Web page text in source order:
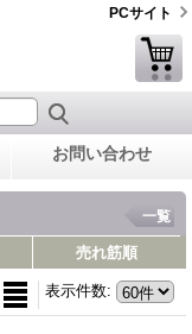
PCサイト
お問い合わせ
一覧
売れ筋順
表示件数: